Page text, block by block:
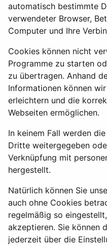
automatisch bestimmte
verwendeter Browser,
Computer und Ihre
Cookies können nicht
Programme zu starten
zu übertragen. Anhand
Informationen können
erleichtern und die
Webseiten ermöglichen.
In keinem Fall werden
Dritte weitergegeben
Verknüpfung mit
hergestellt.
Natürlich können Sie
auch ohne Cookies
regelmäßig so
akzeptieren. Sie können
jederzeit über die